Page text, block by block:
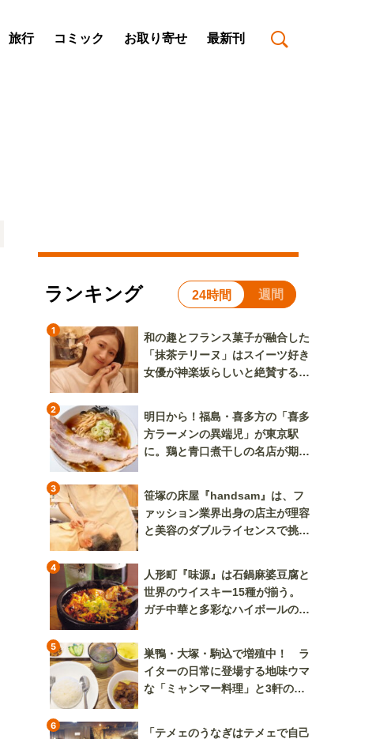
旅行 コミック お取り寄せ 最新刊
ランキング 24時間 週間
1
和の趣とフランス菓子が融合した
「抹茶テリーヌ」はスイーツ好き
女優が神楽坂らしいと絶賛する逸
2
明日から！福島・喜多方の「喜多
方ラーメンの異端児」が東京駅
に。鶏と青口煮干しの名店が期間
3
笹塚の床屋『handsam』は、フ
ァッション業界出身の店主が理容
と美容のダブルライセンスで挑む
4
人形町『味源』は石鍋麻婆豆腐と
世界のウイスキー15種が揃う。
ガチ中華と多彩なハイボールの組
5
巣鴨・大塚・駒込で増殖中！ ラ
イターの日常に登場する地味ウマ
な「ミャンマー料理」と3軒のニ
6
「テメェのうなぎはテメェで自己